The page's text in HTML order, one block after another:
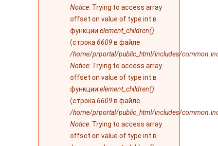
Notice: Trying to access array
offset on value of type int в
функции element_children()
(строка 6609 в файле
/home/prportal/public_html/includes/
Notice: Trying to access array
offset on value of type int в
функции element_children()
(строка 6609 в файле
/home/prportal/public_html/includes/
Notice: Trying to access array
offset on value of type int в